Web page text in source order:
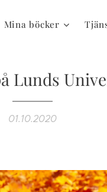
Mina böcker
Lunds
01.10.2020